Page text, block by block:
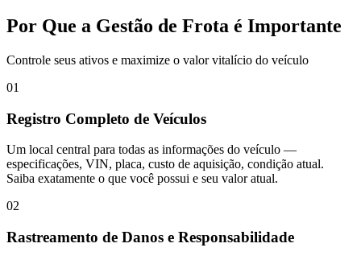
Por Que a Gestão de Frota é Importante
Controle seus ativos e maximize o valor vitalício do veículo
01
Registro Completo de Veículos
Um local central para todas as informações do veículo —
especificações, VIN, placa, custo de aquisição, condição atual.
Saiba exatamente o que você possui e seu valor atual.
02
Rastreamento de Danos e Responsabilidade